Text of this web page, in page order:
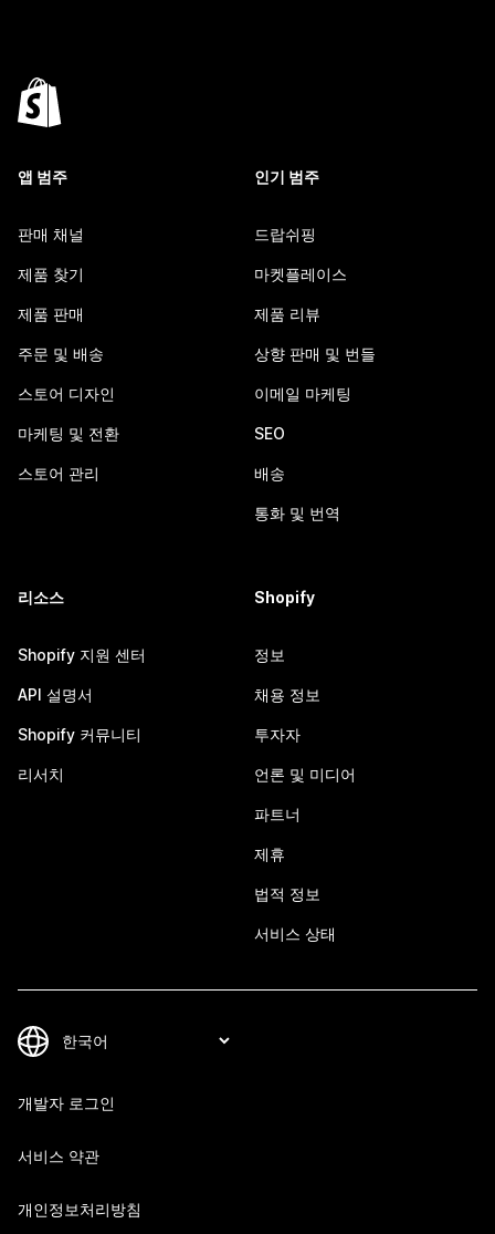
앱 범주
판매 채널
제품 찾기
제품 판매
주문 및 배송
스토어 디자인
마케팅 및 전환
스토어 관리
인기 범주
드랍쉬핑
마켓플레이스
제품 리뷰
상향 판매 및 번들
이메일 마케팅
SEO
배송
통화 및 번역
리소스
Shopify 지원 센터
API 설명서
Shopify 커뮤니티
리서치
Shopify
정보
채용 정보
투자자
언론 및 미디어
파트너
제휴
법적 정보
서비스 상태
개발자 로그인
서비스 약관
개인정보처리방침